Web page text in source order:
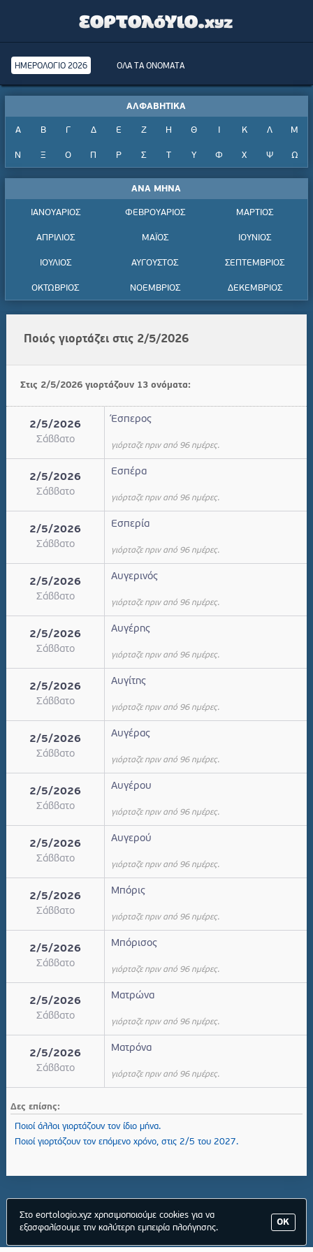
ΗΜΕΡΟΛΟΓΙΟ 2026 ΟΛΑ ΤΑ ΟΝΟΜΑΤΑ
ΑΛΦΑΒΗΤΙΚΑ
Α Β Γ Δ Ε Ζ Η Θ Κ Λ Μ
Ν Ξ Ο Π Ρ Σ Τ Υ Φ Χ Ψ Ω
ΑΝΑ ΜΗΝΑ
ΙΑΝΟΥΑΡΙΟΣ ΦΕΒΡΟΥΑΡΙΟΣ ΜΑΡΤΙΟΣ
ΑΠΡΙΛΙΟΣ ΜΑΪΟΣ ΙΟΥΝΙΟΣ
ΙΟΥΛΙΟΣ ΑΥΓΟΥΣΤΟΣ ΣΕΠΤΕΜΒΡΙΟΣ
ΟΚΤΩΒΡΙΟΣ ΝΟΕΜΒΡΙΟΣ ΔΕΚΕΜΒΡΙΟΣ
Ποιός γιορτάζει στις 2/5/2026
Στις 2/5/2026 γιορτάζουν 13 ονόματα:
2/5/2026
Σάββατο
Έσπερος
γιόρταζε πριν από 96 ημέρες.
2/5/2026
Σάββατο
Εσπέρα
γιόρταζε πριν από 96 ημέρες.
2/5/2026
Σάββατο
Εσπερία
γιόρταζε πριν από 96 ημέρες.
2/5/2026
Σάββατο
Αυγερινός
γιόρταζε πριν από 96 ημέρες.
2/5/2026
Σάββατο
Αυγέρης
γιόρταζε πριν από 96 ημέρες.
2/5/2026
Σάββατο
Αυγίτης
γιόρταζε πριν από 96 ημέρες.
2/5/2026
Σάββατο
Αυγέρας
γιόρταζε πριν από 96 ημέρες.
2/5/2026
Σάββατο
Αυγέρου
γιόρταζε πριν από 96 ημέρες.
2/5/2026
Σάββατο
Αυγερού
γιόρταζε πριν από 96 ημέρες.
2/5/2026
Σάββατο
Μπόρις
γιόρταζε πριν από 96 ημέρες.
2/5/2026
Σάββατο
Μπόρισος
γιόρταζε πριν από 96 ημέρες.
2/5/2026
Σάββατο
Ματρώνα
γιόρταζε πριν από 96 ημέρες.
2/5/2026
Σάββατο
Ματρόνα
γιόρταζε πριν από 96 ημέρες.
Δες επίσης:
Ποιοί άλλοι γιορτάζουν τον ίδιο μήνα.
Ποιοί γιορτάζουν τον επόμενο χρόνο, στις 2/5 του 2027.
ΟΚ
Στο eortologio.xyz χρησιμοποιούμε cookies για να
εξασφαλίσουμε την καλύτερη εμπειρία πλοήγησης.